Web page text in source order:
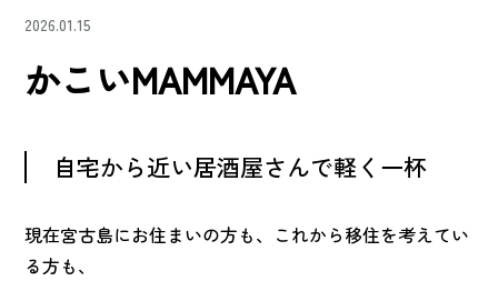
2026.01.15
かこいMAMMAYA
自宅から近い居酒屋さんで軽く一杯
現在宮古島にお住まいの方も、これから移住を考えてい
る方も、